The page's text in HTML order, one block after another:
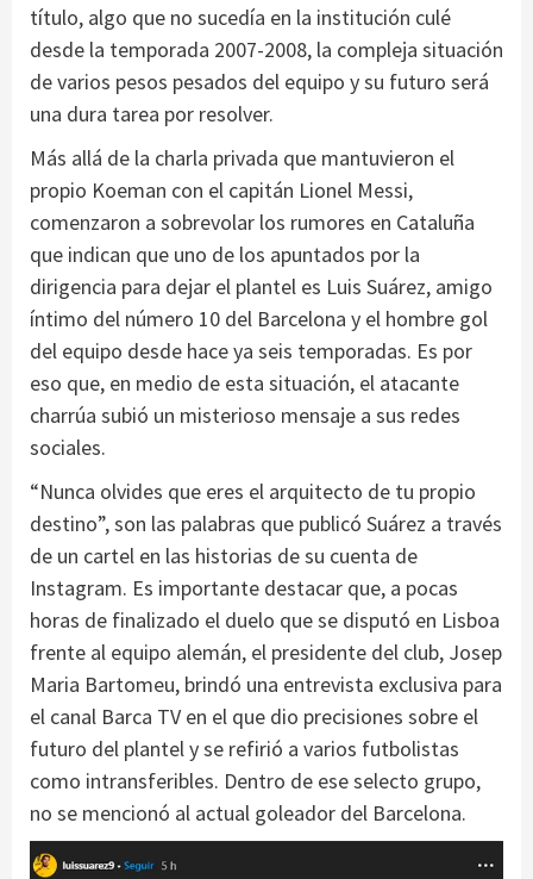
título, algo que no sucedía en la institución culé
desde la temporada 2007-2008, la compleja situación
de varios pesos pesados del equipo y su futuro será
una dura tarea por resolver.
Más allá de la charla privada que mantuvieron el
propio Koeman con el capitán Lionel Messi,
comenzaron a sobrevolar los rumores en Cataluña
que indican que uno de los apuntados por la
dirigencia para dejar el plantel es Luis Suárez, amigo
íntimo del número 10 del Barcelona y el hombre gol
del equipo desde hace ya seis temporadas. Es por
eso que, en medio de esta situación, el atacante
charrúa subió un misterioso mensaje a sus redes
sociales.
“Nunca olvides que eres el arquitecto de tu propio
destino”, son las palabras que publicó Suárez a través
de un cartel en las historias de su cuenta de
Instagram. Es importante destacar que, a pocas
horas de finalizado el duelo que se disputó en Lisboa
frente al equipo alemán, el presidente del club, Josep
Maria Bartomeu, brindó una entrevista exclusiva para
el canal Barca TV en el que dio precisiones sobre el
futuro del plantel y se refirió a varios futbolistas
como intransferibles. Dentro de ese selecto grupo,
no se mencionó al actual goleador del Barcelona.